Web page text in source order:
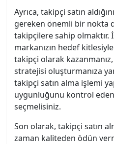
Ayrıca, takipçi satın
gereken önemli bir nokta
takipçilere sahip olmaktır.
markanızın hedef
takipçi olarak
stratejisi oluşturmanıza
takipçi satın alma işlemi
uygunluğunu kontrol
seçmelisiniz.
Son olarak, takipçi satın
zaman kaliteden ödün